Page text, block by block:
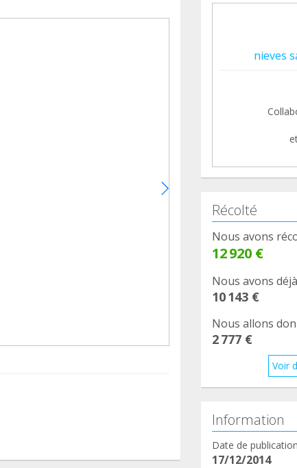
nieves
Récolté
Nous avons
12 920 €
Nous avons
10 143 €
Nous allons
2 777 €
Voir
Information
Date de publication
17/12/2014